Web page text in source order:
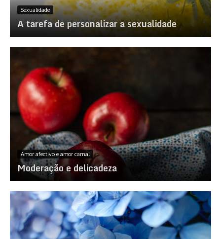
Sexualidade
A tarefa de personalizar a sexualidade
Amor afectivo e amor carnal
Moderação e delicadeza